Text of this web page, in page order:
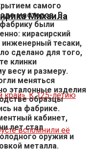
Михаила
самого
мастеров. В
были
кирасирский
инженерный тесаки,
сделано для того,
клинки
весу и размеру.
меняться
эталонные изделия
образцы
на фабрике.
кабинет,
лет стал
оружия и
металла.